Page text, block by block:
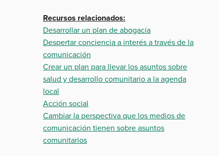
Recursos relacionados:
Desarrollar un plan de abogacía
Despertar conciencia a interés a través de la
comunicación
Crear un plan para llevar los asuntos sobre
salud y desarrollo comunitario a la agenda
local
Acción social
Cambiar la perspectiva que los medios de
comunicación tienen sobre asuntos
comunitarios